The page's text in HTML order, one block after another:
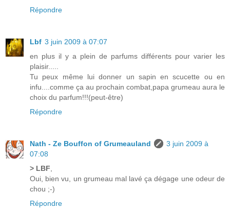
Répondre
Lbf 3 juin 2009 à 07:07
en plus il y a plein de parfums différents pour varier les
plaisir.....
Tu peux même lui donner un sapin en scucette ou en
infu....comme ça au prochain combat,papa grumeau aura le
choix du parfum!!!(peut-être)
Répondre
Nath - Ze Bouffon of Grumeauland
3 juin 2009 à
07:08
> LBF
Oui, bien vu, un grumeau mal lavé ça dégage une odeur de
chou ;-)
Répondre